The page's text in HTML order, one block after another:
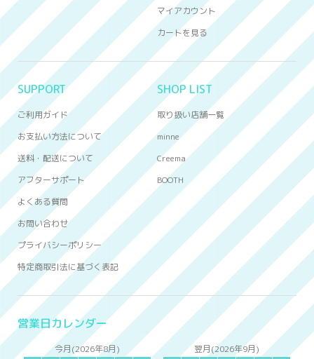
マイアカウント
カートを見る
SUPPORT
ご利用ガイド
お支払い方法について
送料・配送について
アフターサポート
よくある質問
お問い合わせ
プライバシーポリシー
特定商取引法に基づく表記
SHOP LIST
取り扱い店舗一覧
minne
Creema
BOOTH
営業日カレンダー
今月(2026年8月)
翌月(2026年9月)